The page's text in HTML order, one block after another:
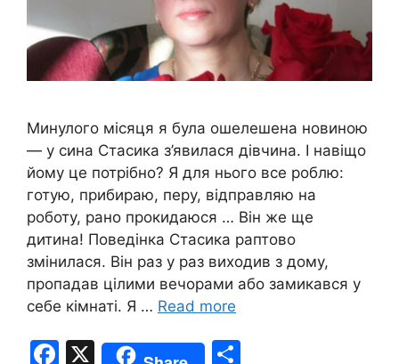
Минулого місяця я була ошелешена новиною
— у сина Стасика з’явилася дівчина. І навіщо
йому це потрібно? Я для нього все роблю:
готую, прибираю, перу, відправляю на
роботу, рано прокидаюся … Він же ще
дитина! Поведінка Стасика раптово
змінилася. Він раз у раз виходив з дому,
пропадав цілими вечорами або замикався у
себе кімнаті. Я … Read more
F X